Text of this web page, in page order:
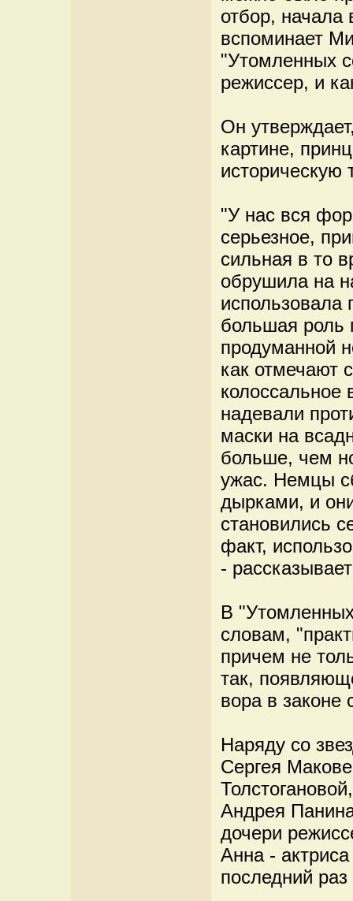
отбор, начала
вспоминает
"Утомленных
режиссер, и
Он
картине,
историческую
"У нас вся
серьезное,
сильная в то
обрушила на
использовала
большая роль
продуманной
как отмечают
колоссальное
надевали
маски на
больше, чем
ужас. Немцы
дырками, и
становились
факт,
-
В
словам,
причем не
так,
вора в законе
Наряду со
Сергея
Андрея
дочери
Анна -
последний